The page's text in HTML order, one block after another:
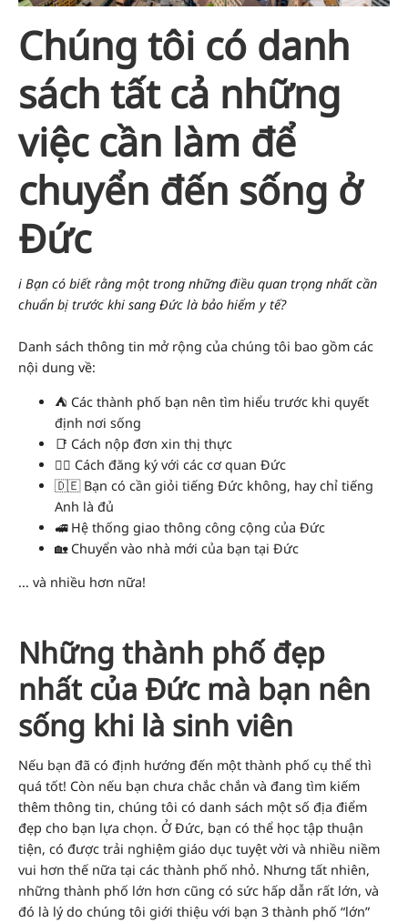
Chúng tôi có danh
sách tất cả những
việc cần làm để
chuyển đến sống ở
Đức
ℹ️ Bạn có biết rằng một trong những điều quan trọng nhất cần
chuẩn bị trước khi sang Đức là bảo hiểm y tế?
Danh sách thông tin mở rộng của chúng tôi bao gồm các
nội dung về:
⛺ Các thành phố bạn nên tìm hiểu trước khi quyết
định nơi sống
📑 Cách nộp đơn xin thị thực
👨‍✈️ Cách đăng ký với các cơ quan Đức
🇩🇪 Bạn có cần giỏi tiếng Đức không, hay chỉ tiếng
Anh là đủ
🚅 Hệ thống giao thông công cộng của Đức
🏡 Chuyển vào nhà mới của bạn tại Đức
... và nhiều hơn nữa!
Những thành phố đẹp
nhất của Đức mà bạn nên
sống khi là sinh viên
Nếu bạn đã có định hướng đến một thành phố cụ thể thì
quá tốt! Còn nếu bạn chưa chắc chắn và đang tìm kiếm
thêm thông tin, chúng tôi có danh sách một số địa điểm
đẹp cho bạn lựa chọn. Ở Đức, bạn có thể học tập thuận
tiện, có được trải nghiệm giáo dục tuyệt vời và nhiều niềm
vui hơn thế nữa tại các thành phố nhỏ. Nhưng tất nhiên,
những thành phố lớn hơn cũng có sức hấp dẫn rất lớn, và
đó là lý do chúng tôi giới thiệu với bạn 3 thành phố “lớn”